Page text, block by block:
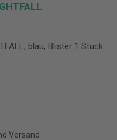
blau, Blister 1 Stück
Versand